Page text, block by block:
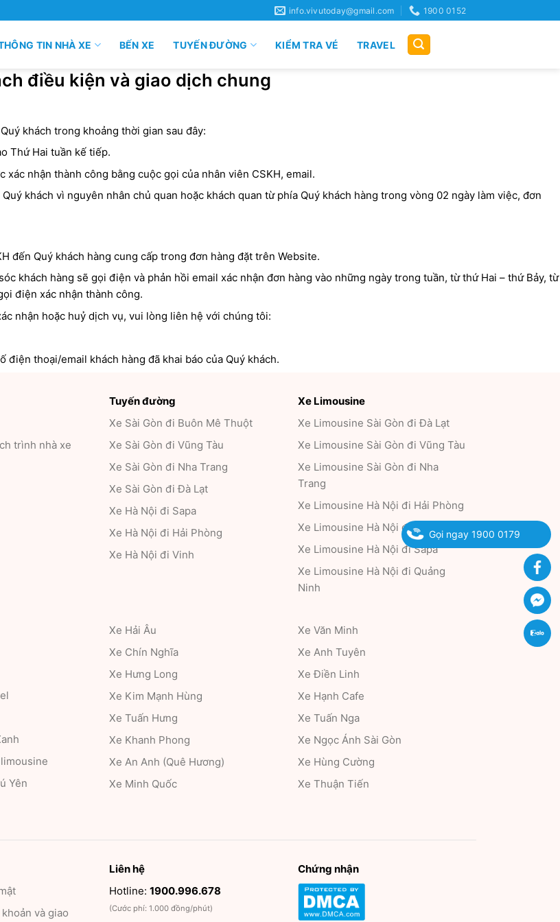
info.vivutoday@gmail.com 1900 0152
TIN NHÀ XE BẾN XE TUYẾN ĐƯỜNG KIỂM TRA VÉ TRAVEL
điều kiện và giao dịch chung
khách trong khoảng thời gian sau đây:
Thứ Hai tuần kế tiếp.
nhận thành công bằng cuộc gọi của nhân viên CSKH, email.
khách vì nguyên nhân chủ quan hoặc khách quan từ phía Quý khách hàng trong vòng 02 ngày làm việc, đơn
đến Quý khách hàng cung cấp trong đơn hàng đặt trên Website.
khách hàng sẽ gọi điện và phản hồi email xác nhận đơn hàng vào những ngày trong tuần, từ thứ Hai – thứ Bảy, từ
điện xác nhận thành công.
nhận hoặc huỷ dịch vụ, vui lòng liên hệ với chúng tôi:
thoại/email khách hàng đã khai báo của Quý khách.
trình nhà xe
Tuyến đường
Xe Sài Gòn đi Buôn Mê Thuột
Xe Sài Gòn đi Vũng Tàu
Xe Sài Gòn đi Nha Trang
Xe Sài Gòn đi Đà Lạt
Xe Hà Nội đi Sapa
Xe Hà Nội đi Hải Phòng
Xe Hà Nội đi Vinh
Xe Limousine
Xe Limousine Sài Gòn đi Đà Lạt
Xe Limousine Sài Gòn đi Vũng Tàu
Xe Limousine Sài Gòn đi Nha
Trang
Xe Limousine Hà Nội đi Hải Phòng
Xe Limousine Hà Nội đi Hạ Long
Xe Limousine Hà Nội đi Sapa
Xe Limousine Hà Nội đi Quảng
Ninh
Yên
Xe Hải Âu
Xe Chín Nghĩa
Xe Hưng Long
Xe Kim Mạnh Hùng
Xe Tuấn Hưng
Xe Khanh Phong
Xe An Anh (Quê Hương)
Xe Minh Quốc
Xe Văn Minh
Xe Anh Tuyên
Xe Điền Linh
Xe Hạnh Cafe
Xe Tuấn Nga
Xe Ngọc Ánh Sài Gòn
Xe Hùng Cường
Xe Thuận Tiến
và giao
Liên hệ
Hotline: 1900.996.678
(Cước phí: 1.000 đồng/phút)
Chứng nhận
Gọi ngay 1900 0179